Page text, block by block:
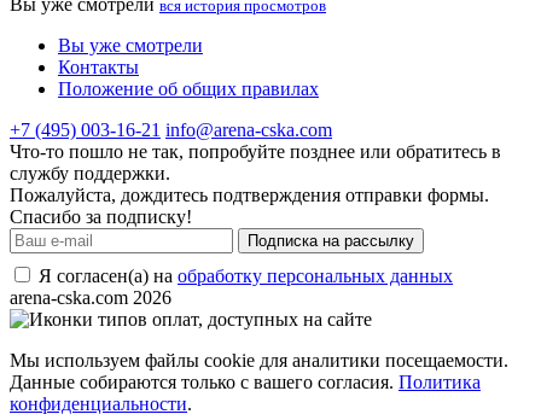
Вы уже смотрели вся история просмотров
Вы уже смотрели
Контакты
Положение об общих правилах
+7 (495) 003-16-21 info@arena-cska.com
Что-то пошло не так, попробуйте позднее или обратитесь в
службу поддержки.
Пожалуйста, дождитесь подтверждения отправки формы.
Спасибо за подписку!
Подписка на рассылку
Я согласен(а) на обработку персональных данных
arena-cska.com 2026
Мы используем файлы cookie для аналитики посещаемости.
Данные собираются только с вашего согласия. Политика
конфиденциальности.